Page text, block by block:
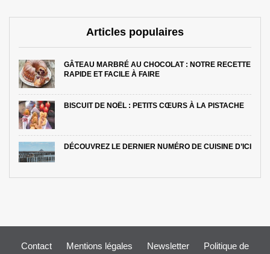
Articles populaires
GÂTEAU MARBRÉ AU CHOCOLAT : NOTRE RECETTE
RAPIDE ET FACILE À FAIRE
BISCUIT DE NOËL : PETITS CŒURS À LA PISTACHE
DÉCOUVREZ LE DERNIER NUMÉRO DE CUISINE D’ICI
Contact Mentions légales Newsletter Politique de